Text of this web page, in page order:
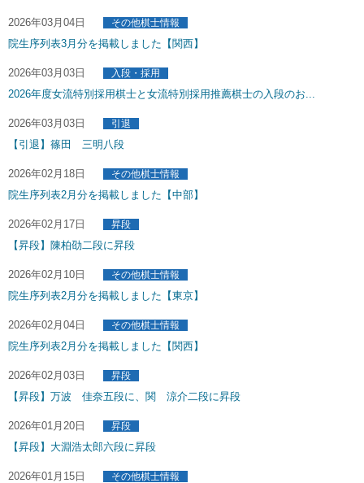
2026年03月04日 その他棋士情報
院生序列表3月分を掲載しました【関西】
2026年03月03日 入段・採用
2026年度女流特別採用棋士と女流特別採用推薦棋士の入段のお...
2026年03月03日 引退
【引退】篠田 三明八段
2026年02月18日 その他棋士情報
院生序列表2月分を掲載しました【中部】
2026年02月17日 昇段
【昇段】陳柏劭二段に昇段
2026年02月10日 その他棋士情報
院生序列表2月分を掲載しました【東京】
2026年02月04日 その他棋士情報
院生序列表2月分を掲載しました【関西】
2026年02月03日 昇段
【昇段】万波 佳奈五段に、関 涼介二段に昇段
2026年01月20日 昇段
【昇段】大淵浩太郎六段に昇段
2026年01月15日 その他棋士情報